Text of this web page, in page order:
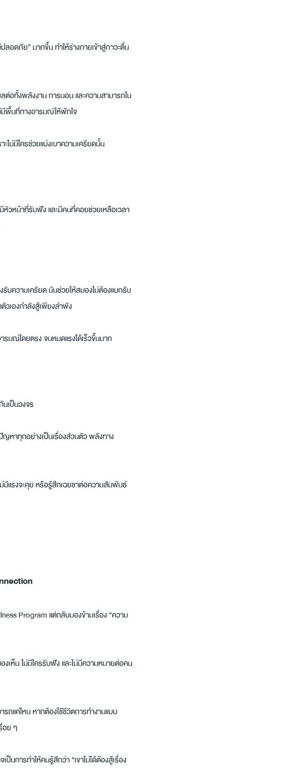
อดภัย” มากขึ้น ทำให้ร่างกายเข้าสู่ภาวะตื่น
อทั้งพลังงาน การนอน และความสามารถใน
มีพื้นที่ทางอารมณ์ให้พักใจ
ะไม่มีใครช่วยแบ่งเบาความเครียดนั้น
วหน้าที่รับฟัง และมีคนที่คอยช่วยเหลือเวลา
บความเครียด มันช่วยให้สมองไม่ต้องแบกรับ
วเองกำลังสู้เพียงลำพัง
รมณ์โดยตรง จนหมดแรงได้เร็วขึ้นมาก
เป็นวงจร
ญหาทุกอย่างเป็นเรื่องส่วนตัว พลังทาง
มีแรงจะคุย หรือรู้สึกเฉยชาต่อความสัมพันธ์
Program แต่กลับมองข้ามเรื่อง “ความ
เห็น ไม่มีใครรับฟัง และไม่มีความหมายต่อคน
ถแค่ไหน หากต้องใช้ชีวิตการทำงานแบบ
อย ๆ
นการทำให้คนรู้สึกว่า “เขาไม่ได้ต้องสู้เรื่อง